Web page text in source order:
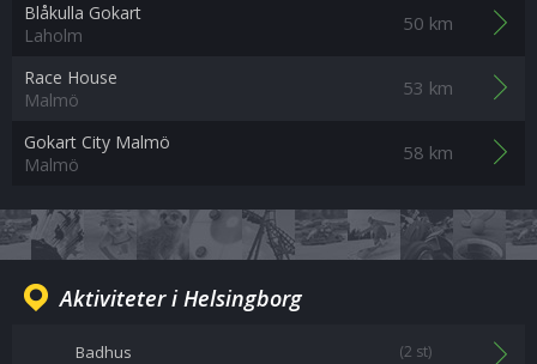
Blåkulla Gokart
Laholm
50 km
Race House
Malmö
53 km
Gokart City Malmö
Malmö
58 km
Aktiviteter i Helsingborg
Badhus (2 st)